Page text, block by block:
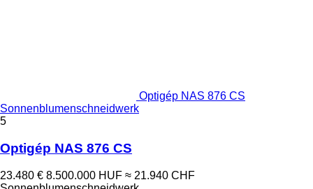
Optigép NAS 876 CS
Sonnenblumenschneidwerk
5
Optigép NAS 876 CS
23.480 € 8.500.000 HUF ≈ 21.940 CHF